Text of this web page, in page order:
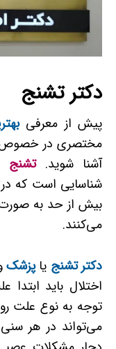
دکتر تشنج
پیش از معرفی
مختصری در خصوص
آشنا شوید.تشنج
شناسایی است که
بیش از حد به
می‌کنند.
دکتر تشنج یاپزشک
اختلال باید
توجه به نوع علت
می‌تواند در هر سنی